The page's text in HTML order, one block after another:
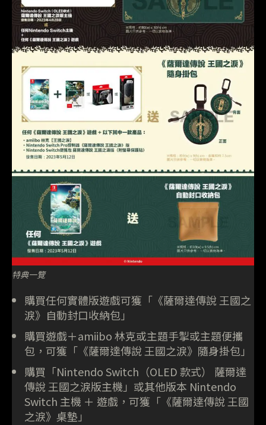
特典一覽
購買任何實體版遊戲可獲「《薩爾達傳說 王國之
淚》自動封口收納包」
購買遊戲＋amiibo 林克或主題手掣或主題便攜
包，可獲「《薩爾達傳說 王國之淚》隨身掛包」
購買「Nintendo Switch（OLED 款式） 薩爾達
傳說 王國之淚版主機」或其他版本 Nintendo
Switch 主機 ＋ 遊戲，可獲「《薩爾達傳說 王國
之淚》桌墊」